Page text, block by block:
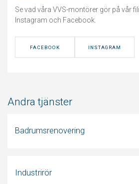
Se vad våra VVS-montörer gör på vår
Instagram och Facebook.
FACEBOOK INSTAGRAM
Andra tjänster
Badrumsrenovering
Industrirör